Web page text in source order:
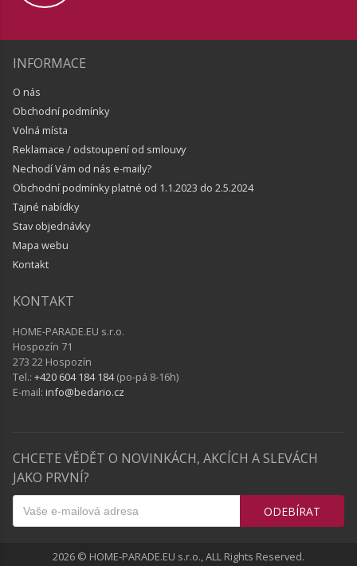
INFORMACE
O nás
Obchodní podmínky
Volná místa
Reklamace / odstoupení od smlouvy
Nechodí Vám od nás e-maily?
Obchodní podmínky platné od 1.1.2023 do 2.5.2024
Tajné nabídky
Stav objednávky
Mapa webu
Kontakt
KONTAKT
HOME-PARADE.EU s.r.o.
Hospozín 71
273 22 Hospozín
Tel.: +420 604 184 184(po-pá 8-16h)
E-mail: info@bedario.cz
CHCETE VĚDĚT O NOVINKÁCH, AKCÍCH A SLEVÁCH
JAKO PRVNÍ?
ODEBÍRAT
2026 © HOME-PARADE.EU s.r.o., ALL Rights Reserved.